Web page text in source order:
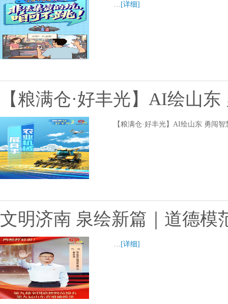
… [详细]
【粮满仓·好丰光】AI绘山
【粮满仓·好丰光】AI绘山东 勇闯
文明济南 泉绘新篇｜道德模
… [详细]